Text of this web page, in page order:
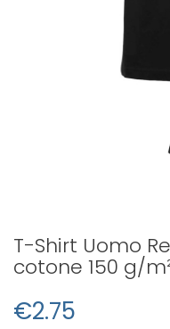
T-Shirt Uomo
cotone 150 g/
€2.75